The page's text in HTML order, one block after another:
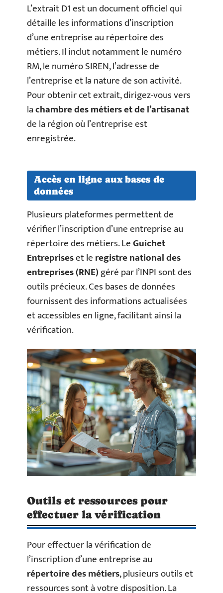
L’extrait D1 est un document officiel qui
détaille les informations d’inscription
d’une entreprise au répertoire des
métiers. Il inclut notamment le numéro
RM, le numéro SIREN, l’adresse de
l’entreprise et la nature de son activité.
Pour obtenir cet extrait, dirigez-vous vers
lachambre des métiers et de l’artisanat
de la région où l’entreprise est
enregistrée.
Accès en ligne aux bases de
données
Plusieurs plateformes permettent de
vérifier l’inscription d’une entreprise au
répertoire des métiers. LeGuichet
Entrepriseset leregistre national des
entreprises (RNE)géré par l’INPI sont des
outils précieux. Ces bases de données
fournissent des informations actualisées
et accessibles en ligne, facilitant ainsi la
vérification.
Outils et ressources pour
effectuer la vérification
Pour effectuer la vérification de
l’inscription d’une entreprise au
répertoire des métiers, plusieurs outils et
ressources sont à votre disposition. La